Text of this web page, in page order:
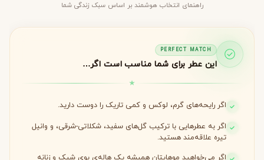
راهنمای انتخاب هوشمند بر اساس سبک زندگی شما
PERFECT MATCH
این عطر برای شما مناسب است اگر…
اگر رایحه‌های گرم، لوکس و کمی تاریک را دوست دارید.
اگر به عطرهایی با ترکیب گل‌های سفید، شکلاتی-شرقی، و وانیل
تیره علاقه‌مند هستید.
اگر می‌خواهید موهایتان همیشه یک هاله‌ی بوی شیک و زنانه